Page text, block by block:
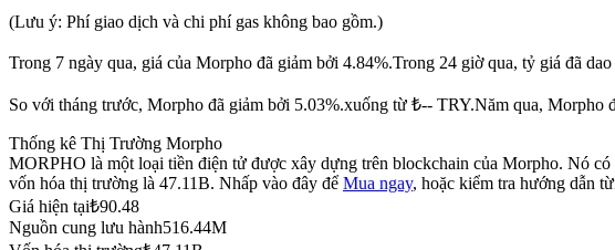
Phái sinh cổ phiếu, ngoại hối, kim loại quý và hàng hóa
USDC Futures vĩnh cửu
(Lưu ý: Phí giao dịch và chi phí gas không bao gồm.)
Trong 7 ngày qua, giá của Morpho đã giảm bởi 4.84%.Trong 24 giờ qua, tỷ giá đã
So với tháng trước, Morpho đã giảm bởi 5.03%.xuống từ ₺-- TRY.Năm qua, Morpho
Thống kê Thị Trường Morpho
MORPHO là một loại tiền điện tử được xây dựng trên blockchain của Morpho. Nó
vốn hóa thị trường là 47.11B. Nhấp vào đây để Mua ngay, hoặc kiểm tra hướng dẫn
Giá hiện tại₺90.48
Nguồn cung lưu hành516.44M